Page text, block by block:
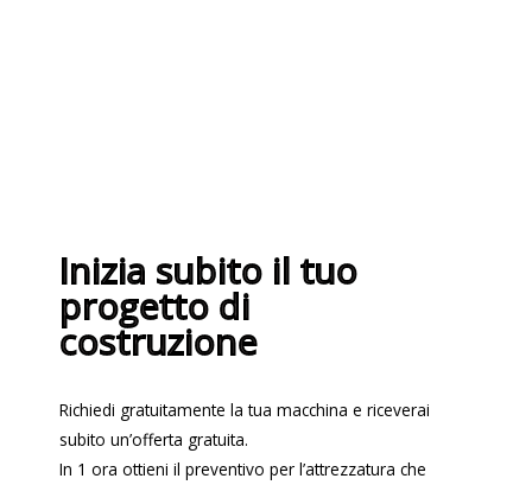
Inizia subito il tuo
progetto di
costruzione
Richiedi gratuitamente la tua macchina e riceverai
subito un’offerta gratuita.
In 1 ora ottieni il preventivo per l’attrezzatura che